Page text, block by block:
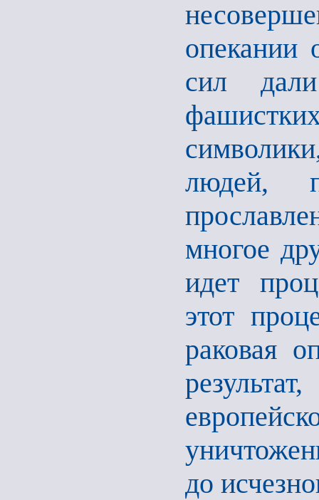
опекании
сил
людей,
многое
идет
этот
раковая
до